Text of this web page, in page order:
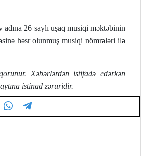
26 saylı uşaq musiqi məktəbinin
həsr olunmuş musiqi nömrələri ilə
Xəbərlərdən istifadə edərkən
istinad zəruridir.